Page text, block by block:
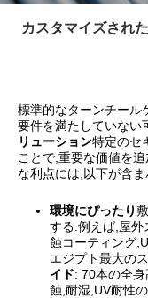
カスタマイズされ
標準的なターンチール
要件を満たしていない
リューション特定のセ
ことで,重要な価値を
な利点には,以下が含ま
環境にぴったり
する.例えば,屋外
蝕コーティング
エジプト最大の
イド: 70本の全
蝕,耐湿,UV耐性